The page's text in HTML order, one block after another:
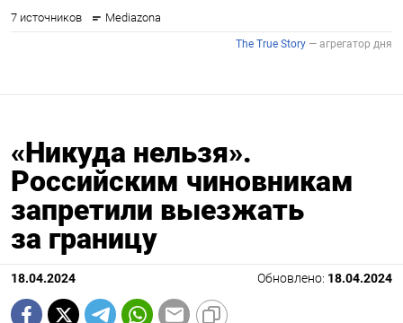
«Никуда нельзя».
Российским чиновникам
запретили выезжать
за границу
18.04.2024 Обновлено: 18.04.2024